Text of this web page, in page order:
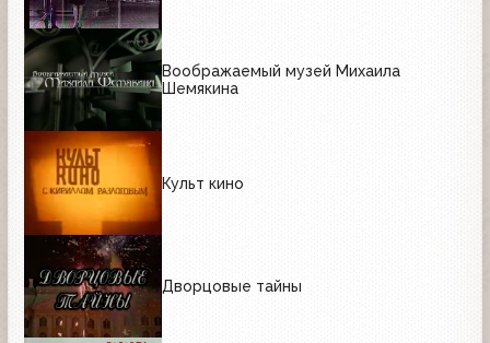
Воображаемый музей Михаила
Шемякина
Культ кино
Дворцовые тайны